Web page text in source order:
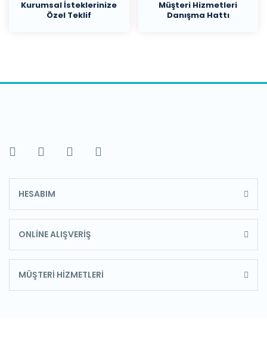
Kurumsal İsteklerinize
Özel Teklif
Müşteri Hizmetleri
Danışma Hattı
HESABIM
ONLİNE ALIŞVERİŞ
MÜŞTERİ HİZMETLERİ